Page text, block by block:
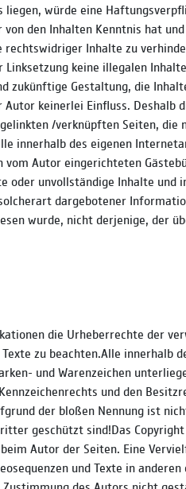
würde eine
den Inhalten Kenntnis hat
rechtswidriger Inhalte zu
keine illegalen
zukünftige Gestaltung, die
keinerlei Einfluss. Deshalb
/verknüpften Seiten, die
innerhalb des eigenen
Autor eingerichteten
unvollständige Inhalte und
dargebotener
wurde, nicht derjenige, der
die Urheberrechte der
zu beachten.Alle innerhalb
und Warenzeichen
und den
der bloßen Nennung ist
geschützt sind!Das
Autor der Seiten. Eine
und Texte in